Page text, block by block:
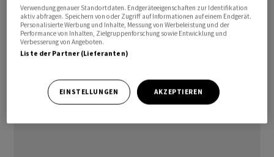
gerechnet. Im Vormonat hatte das Lohnplus bei 0,2
Prozent gelegen.
Im Jahresvergleich stiegen die Löhne um 3,9 Prozent
Verwendung genauer Standortdaten. Endgeräteeigenschaften zur Identifikation
aktiv abfragen. Speichern von oder Zugriff auf Informationen auf einem Endgerät.
Personalisierte Werbung und Inhalte, Messung von Werbeleistung und der
Performance von Inhalten, Zielgruppenforschung sowie Entwicklung und
Verbesserung von Angeboten.
Liste der Partner (Lieferanten)
EINSTELLUNGEN AKZEPTIEREN